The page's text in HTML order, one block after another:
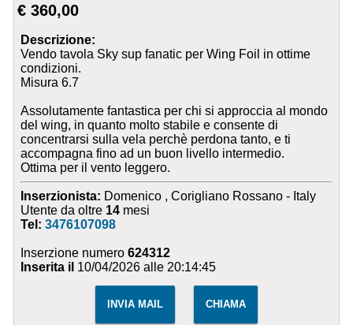
€ 360,00
Descrizione:
Vendo tavola Sky sup fanatic per Wing Foil in ottime
condizioni.
Misura 6.7
Assolutamente fantastica per chi si approccia al mondo
del wing, in quanto molto stabile e consente di
concentrarsi sulla vela perchè perdona tanto, e ti
accompagna fino ad un buon livello intermedio.
Ottima per il vento leggero.
Inserzionista: Domenico , Corigliano Rossano - Italy
Utente da oltre 14 mesi
Tel:3476107098
Inserzione numero624312
Inserita il 10/04/2026 alle 20:14:45
INVIA MAIL CHIAMA